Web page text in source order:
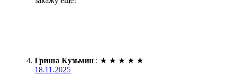
Гриша Кузьмин : ★ ★ ★ ★ ★
18.11.2025